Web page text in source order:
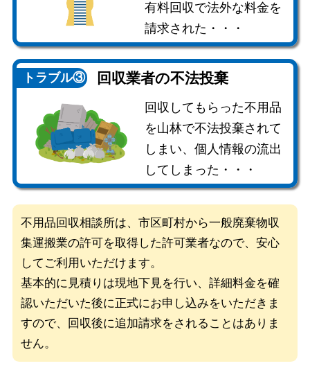
有料回収で法外な料金を
請求された・・・
トラブル③ 回収業者の不法投棄
回収してもらった不用品
を山林で不法投棄されて
しまい、個人情報の流出
してしまった・・・
不用品回収相談所は、市区町村から一般廃棄物収
集運搬業の許可を取得した許可業者なので、安心
してご利用いただけます。
基本的に見積りは現地下見を行い、詳細料金を確
認いただいた後に正式にお申し込みをいただきま
すので、回収後に追加請求をされることはありま
せん。